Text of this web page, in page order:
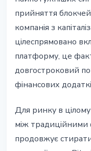
прийняття
компанія з
цілеспрямовано
платформу, це
довгостроковий
фінансових
Для ринку в
між традиційними
продовжує